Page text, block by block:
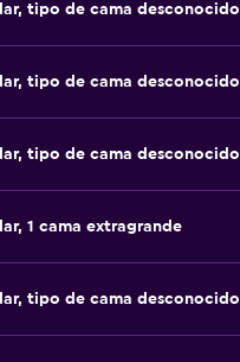
tipo de cama desconocido
tipo de cama desconocido
tipo de cama desconocido
1 cama extragrande
tipo de cama desconocido